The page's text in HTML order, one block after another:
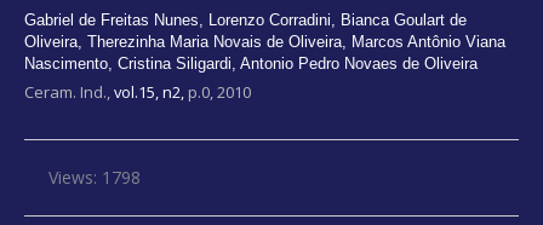
Gabriel de Freitas Nunes, Lorenzo Corradini, Bianca Goulart de
Oliveira, Therezinha Maria Novais de Oliveira, Marcos Antônio Viana
Nascimento, Cristina Siligardi, Antonio Pedro Novaes de Oliveira
Ceram. Ind.,vol.15, n2, p.0, 2010
Views: 1798